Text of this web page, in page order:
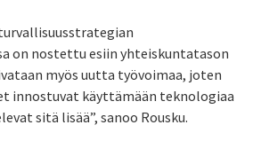
on nostettu esiin yhteiskuntatason
myös uutta työvoimaa, joten
innostuvat käyttämään teknologiaa
sitä lisää”, sanoo Rousku.